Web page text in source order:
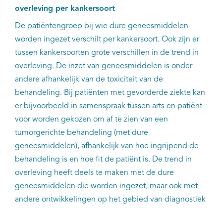
overleving per kankersoort
De patiëntengroep bij wie dure geneesmiddelen
worden ingezet verschilt per kankersoort. Ook zijn er
tussen kankersoorten grote verschillen in de trend in
overleving. De inzet van geneesmiddelen is onder
andere afhankelijk van de toxiciteit van de
behandeling. Bij patiënten met gevorderde ziekte kan
er bijvoorbeeld in samenspraak tussen arts en patiënt
voor worden gekozen om af te zien van een
tumorgerichte behandeling (met dure
geneesmiddelen), afhankelijk van hoe ingrijpend de
behandeling is en hoe fit de patiënt is. De trend in
overleving heeft deels te maken met de dure
geneesmiddelen die worden ingezet, maar ook met
andere ontwikkelingen op het gebied van diagnostiek